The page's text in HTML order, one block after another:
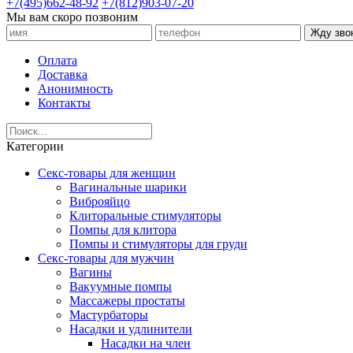
+7(495)662-48-92 +7(812)903-07-20
Мы вам скоро позвоним
Жду
Оплата
Доставка
Анонимность
Контакты
Категории
Секс-товары для женщин
Вагинальные шарики
Виброяйцо
Клиторальные стимуляторы
Помпы для клитора
Помпы и стимуляторы для груди
Секс-товары для мужчин
Вагины
Вакуумные помпы
Массажеры простаты
Мастурбаторы
Насадки и удлинители
Насадки на член